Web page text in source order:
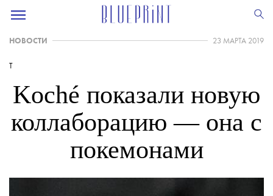
НОВОСТИ 23 МАРТА 2019
T
Koché показали новую
коллаборацию — она с
покемонами